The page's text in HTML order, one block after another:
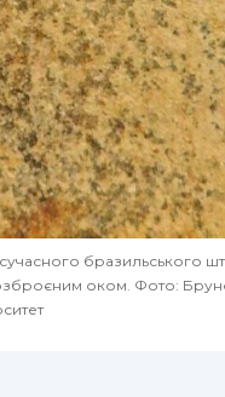
бразильського
оком. Фото: